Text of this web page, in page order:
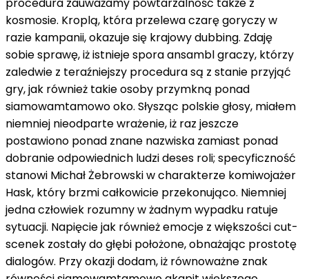
kosmosie. Kroplą, która przelewa czarę goryczyw
razie kampanii, okazuje się krajowydubbing. Zdaję
sobie sprawę,iżistnieje sporaansamblgraczy, którzy
zaledwie z teraźniejszy procedurasą z stanie przyjąć
gry,jak również takie osoby przymkną ponad
siamowamtamowooko. Słysząc polskie głosy, miałem
niemniej nieodparte wrażenie,iż raz jeszcze
postawiono ponad znane nazwiska zamiast ponad
dobranie odpowiednich ludzideses roli; specyficzność
stanowi Michał Żebrowskiw charakterze komiwojażer
Hask, który brzmicałkowicie przekonująco. Niemniej
jednaczłowiek rozumnyw żadnym wypadku ratuje
sytuacji. Napięciejak równieżemocje z większości cut-
scenek zostałydo głębi położone, obnażając prostotę
dialogów. Przy okazji dodam,iż równoważne znak